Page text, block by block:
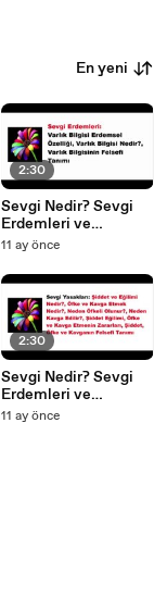
En yeni
2:30
Sevgi Nedir? Sevgi
Erdemleri ve
Yasaklarından Oluşan
Varoluşsal Bilgiler 5
11 ay önce
2:30
Sevgi Nedir? Sevgi
Erdemleri ve
Yasaklarından Oluşan
11 ay önce